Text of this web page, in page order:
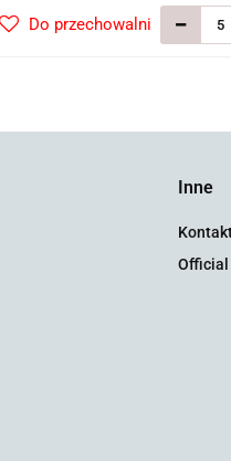
Do przechowalni
Inne
Official